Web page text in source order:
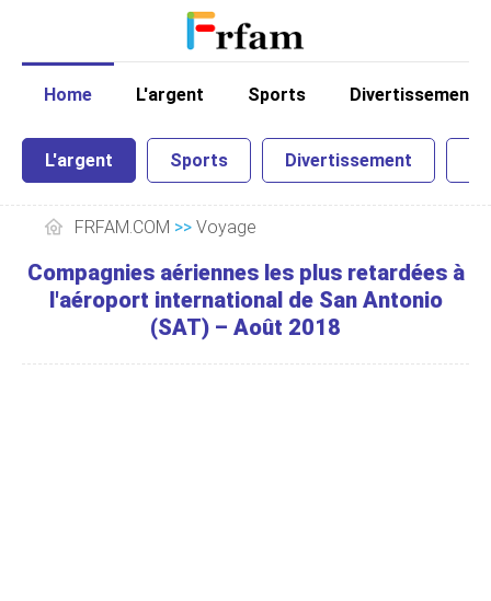
Home L'argent Sports Divertissement
L'argent Sports Divertissement
FRFAM.COM >> Voyage
Compagnies aériennes les plus retardées à
l'aéroport international de San Antonio
(SAT) – Août 2018